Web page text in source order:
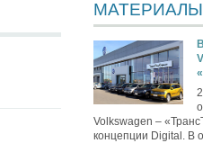
Volkswagen –
концепции Digital. В